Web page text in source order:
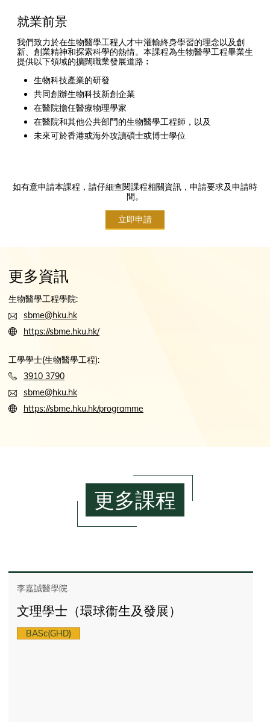
就業前景
我們致力於在生物醫學工程人才中灌輸終身學習的理念以及創
新、創業精神和探索科學的熱情。本課程為生物醫學工程畢業生
提供以下領域的擴闊職業發展道路︰
生物科技產業的研發
共同創辦生物科技新創企業
在醫院擔任醫療物理學家
在醫院和其他公共部門的生物醫學工程師，以及
未來可於香港或海外攻讀碩士或博士學位
如有意申請本課程，請仔細查閱課程相關資訊，申請要求及申請時
間。
立即申請
更多資訊
生物醫學工程學院:
sbme@hku.hk
https://sbme.hku.hk/
工學學士(生物醫學工程):
3910 3790
sbme@hku.hk
https://sbme.hku.hk/programme
更多課程
李嘉誠醫學院
文理學士（環球衞生及發展）
BASc(GHD)